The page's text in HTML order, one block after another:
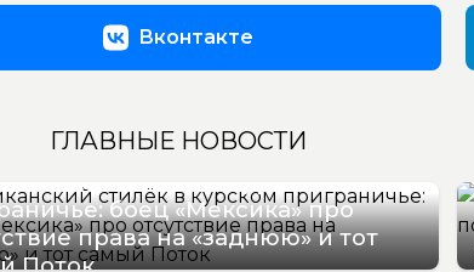
Вконтакте
ГЛАВНЫЕ НОВОСТИ
стилёк в курском
боец «Мексика» про
права на «заднюю» и тот
Поток